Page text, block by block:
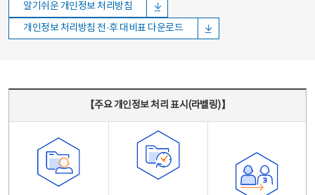
알기쉬운 개인정보 처리방침
개인정보 처리방침 전·후 대비표 다운로드
【주요 개인정보 처리 표시(라벨링)】